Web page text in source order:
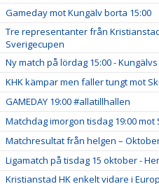
Gameday mot Kungälv borta 15:00
Tre representanter från
Sverigecupen
Ny match på lördag 15:00 -
KHK kämpar men faller tungt mot
GAMEDAY 19:00 #allatillhallen
Matchdag imorgon tisdag 19:00 mot
Matchresultat från helgen –
Ligamatch på tisdag 15 oktober -
Kristianstad HK enkelt vidare i